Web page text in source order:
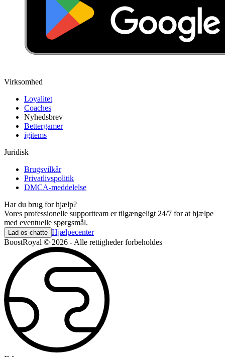
Virksomhed
Loyalitet
Coaches
Nyhedsbrev
Bettergamer
igitems
Juridisk
Brugsvilkår
Privatlivspolitik
DMCA-meddelelse
Har du brug for hjælp?
Vores professionelle supportteam er tilgængeligt 24/7 for at hjælpe
med eventuelle spørgsmål.
Lad os chatte Hjælpecenter
BoostRoyal © 2026 - Alle rettigheder forbeholdes